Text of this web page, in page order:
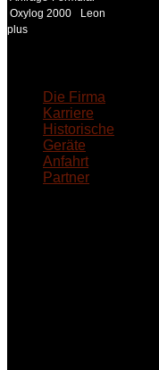
Oxylog 2000
Leon
plus
Die Firma
Karriere
Historische
Geräte
Anfahrt
Partner